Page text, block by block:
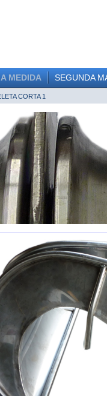
MEDIDA SEGUNDA
CORTA 1